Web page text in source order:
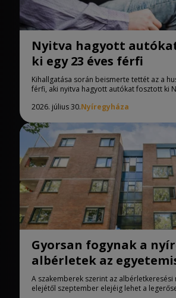
Nyitva hagyott
ki egy 23 éves férfi
Kihallgatása során beismerte tettét az a
férfi, aki nyitva hagyott autókat fosztott ki
2026. július 30.Nyíregyháza
Gyorsan fogynak a
albérletek az
miatt
A szakemberek szerint az albérletkeresési
elejétől szeptember elejéig lehet a